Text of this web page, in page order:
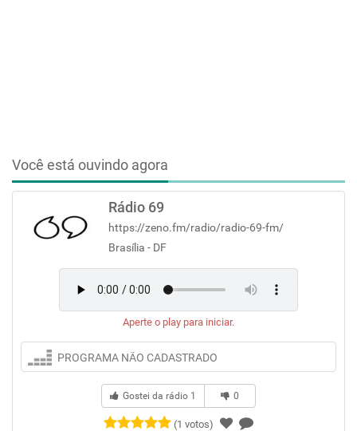
Você está ouvindo agora
Rádio 69
https://zeno.fm/radio/radio-69-fm/
Brasília - DF
Aperte o play para iniciar.
PROGRAMA NÃO CADASTRADO
Gostei da rádio 1 0
(1 votos)